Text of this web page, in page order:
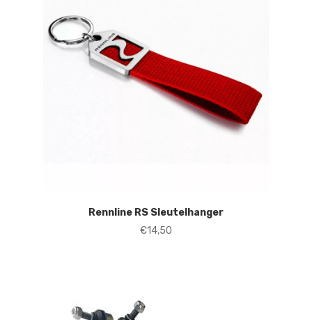
Rennline RS Sleutelhanger
€14,50